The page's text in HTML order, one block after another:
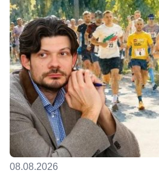
08.08.2026